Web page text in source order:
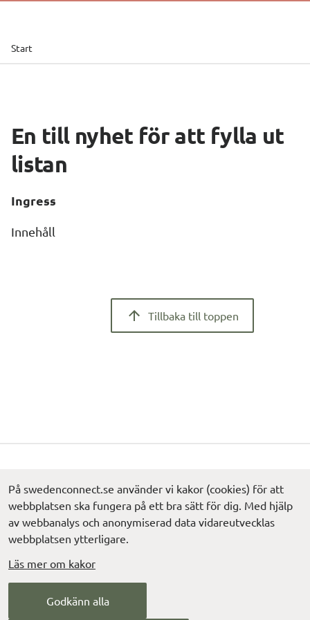
På swedenconnect.se använder vi kakor (cookies) för att
webbplatsen ska fungera på ett bra sätt för dig. Med hjälp
av webbanalys och anonymiserad data vidareutvecklas
webbplatsen ytterligare.
Läs mer om kakor
Godkänn alla
Start
En till nyhet för att fylla ut
listan
Ingress
Innehåll
Tillbaka till toppen
Kontakta support
Rapportera incident
Metadata och tekniska
Hitta snabbt
Nyheter